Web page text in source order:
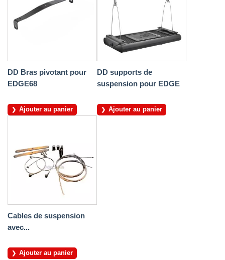
DD Bras pivotant pour
EDGE68
Ajouter au panier
DD supports de
suspension pour EDGE
Ajouter au panier
Cables de suspension
avec...
Ajouter au panier